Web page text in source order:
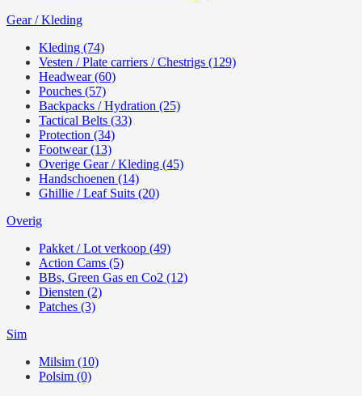
Gear / Kleding
Kleding (74)
Vesten / Plate carriers / Chestrigs (129)
Headwear (60)
Pouches (57)
Backpacks / Hydration (25)
Tactical Belts (33)
Protection (34)
Footwear (13)
Overige Gear / Kleding (45)
Handschoenen (14)
Ghillie / Leaf Suits (20)
Overig
Pakket / Lot verkoop (49)
Action Cams (5)
BBs, Green Gas en Co2 (12)
Diensten (2)
Patches (3)
Sim
Milsim (10)
Polsim (0)